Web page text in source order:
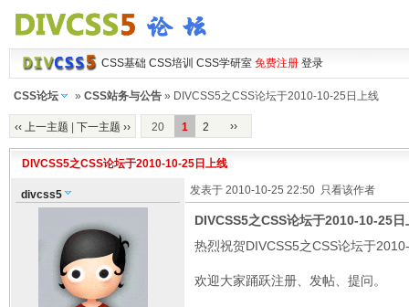
CSS基础 CSS培训 CSS学研室 免费注册 登录
CSS论坛 » CSS站务与公告» DIVCSS5之CSS论坛于2010-10-25日上线
‹‹ 上一主题 下一主题 ›› 20 1 2 ››
DIVCSS5之CSS论坛于2010-10-25日上线
divcss5 发表于 2010-10-25 22:50 只看该作者
DIVCSS5之CSS论坛于2010-10-25日
热烈祝贺DIVCSS5之CSS论坛于
欢迎大家踊跃注册、发帖、提问。